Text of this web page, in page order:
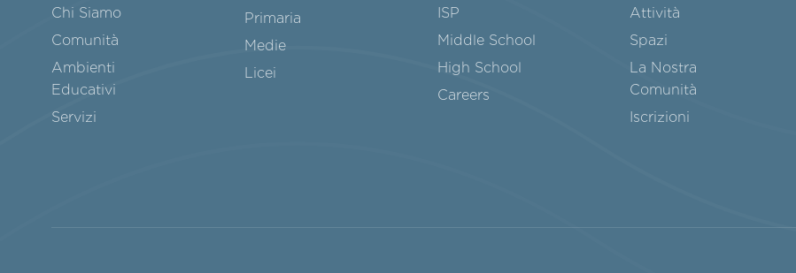
Chi Siamo
Comunità
Ambienti
Educativi
Servizi
Primaria
Medie
Licei
ISP
Middle School
High School
Careers
Attività
Spazi
La Nostra
Comunità
Iscrizioni